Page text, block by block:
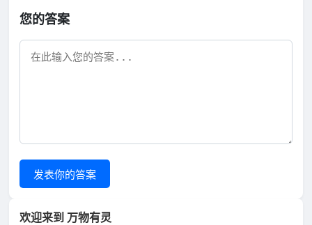
您的答案
发表你的答案
欢迎来到 万物有灵